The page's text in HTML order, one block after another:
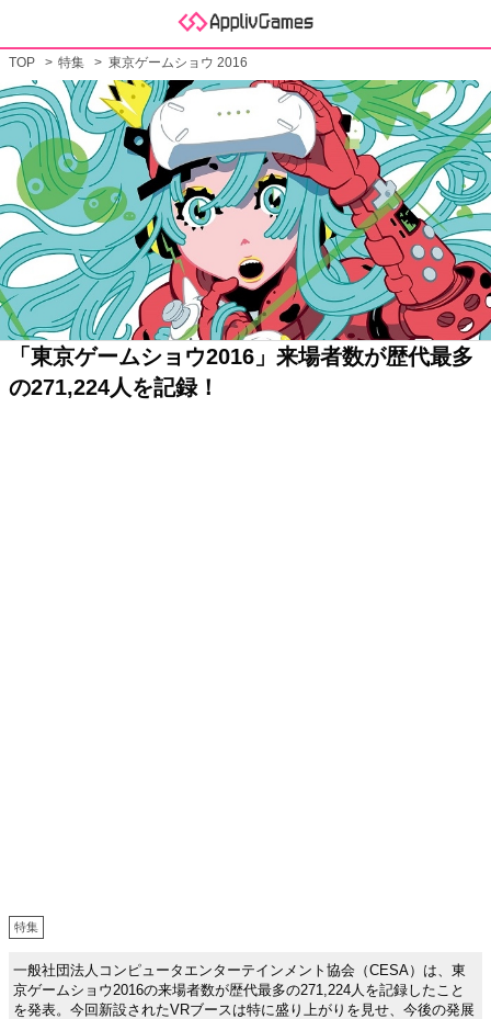
TOP 特集 東京ゲームショウ 2016
「東京ゲームショウ2016」来場者数が歴代最多
の271,224人を記録！
特集
一般社団法人コンピュータエンターテインメント協会（CESA）は、東
京ゲームショウ2016の来場者数が歴代最多の271,224人を記録したこと
を発表。今回新設されたVRブースは特に盛り上がりを見せ、今後の発展